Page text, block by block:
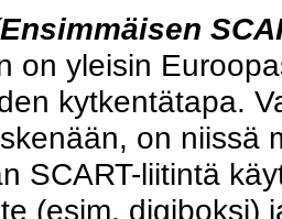
Ensimmäisen
on yleisin
kytkentätapa.
on niissä
SCART-liitintä
(esim. digiboksi)